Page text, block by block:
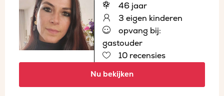
46 jaar
3 eigen kinderen
opvang bij:
gastouder
10 recensies
Nu bekijken